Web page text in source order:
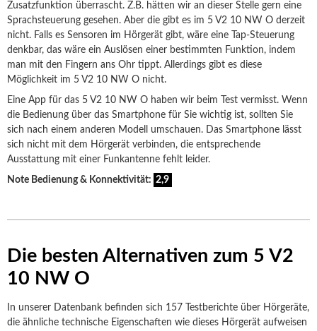
Zusatzfunktion überrascht. Z.B. hätten wir an dieser Stelle gern eine
Sprachsteuerung gesehen. Aber die gibt es im 5 V2 10 NW O derzeit
nicht. Falls es Sensoren im Hörgerät gibt, wäre eine Tap-Steuerung
denkbar, das wäre ein Auslösen einer bestimmten Funktion, indem
man mit den Fingern ans Ohr tippt. Allerdings gibt es diese
Möglichkeit im 5 V2 10 NW O nicht.
Eine App für das 5 V2 10 NW O haben wir beim Test vermisst. Wenn
die Bedienung über das Smartphone für Sie wichtig ist, sollten Sie
sich nach einem anderen Modell umschauen. Das Smartphone lässt
sich nicht mit dem Hörgerät verbinden, die entsprechende
Ausstattung mit einer Funkantenne fehlt leider.
Note Bedienung & Konnektivität: 2,9
Die besten Alternativen zum 5 V2
10 NW O
In unserer Datenbank befinden sich 157 Testberichte über Hörgeräte,
die ähnliche technische Eigenschaften wie dieses Hörgerät aufweisen